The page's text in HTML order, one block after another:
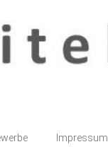
Impressum